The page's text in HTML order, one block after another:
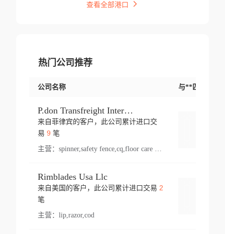
查看全部港口
热门公司推荐
公司名称 与**匹配交易
P.don Transfreight International
来自菲律宾的客户，此公司累计进口交
易 9 笔
主营：
Rimblades Usa Llc
来自美国的客户，此公司累计进口交易 2
笔
主营： lip,razor,cod